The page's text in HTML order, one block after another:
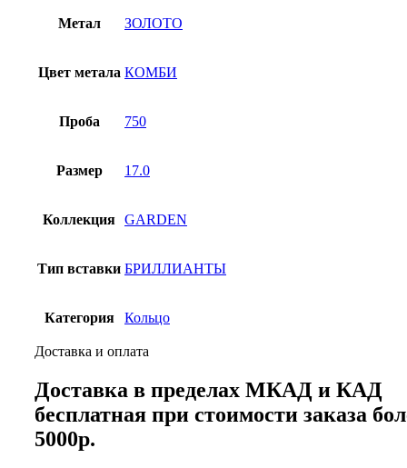
Метал ЗОЛОТО
Цвет метала КОМБИ
Проба 750
Размер 17.0
Коллекция GARDEN
Тип вставки БРИЛЛИАНТЫ
Категория Кольцо
Доставка и оплата
Доставка в пределах МКАД и КАД
бесплатная при стоимости заказа
5000р.